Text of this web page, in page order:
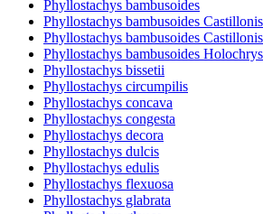
Phyllostachys bambusoides
Phyllostachys bambusoides Castillonis
Phyllostachys bambusoides
Phyllostachys bambusoides
Phyllostachys bissetii
Phyllostachys circumpilis
Phyllostachys concava
Phyllostachys congesta
Phyllostachys decora
Phyllostachys dulcis
Phyllostachys edulis
Phyllostachys flexuosa
Phyllostachys glabrata